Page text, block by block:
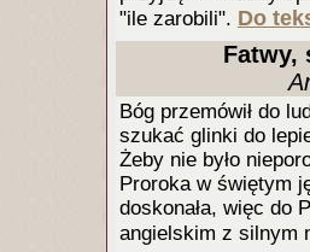
"ile zarobili". Do
Fatwy,
Bóg przemówił do
szukać glinki do
Żeby nie było
Proroka w świętym
doskonała, więc do
angielskim z silnym